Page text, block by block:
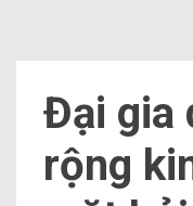
Đại gia
rộng